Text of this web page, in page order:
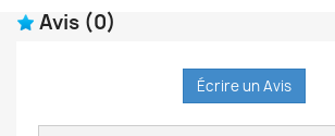
Avis (0)
Écrire un Avis